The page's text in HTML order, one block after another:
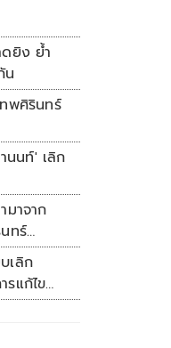
ยิง ย้ำ
น
พศิรินทร์
นนท์' เลิก
มาจาก
ทร์
เลิก
รแก้ไข